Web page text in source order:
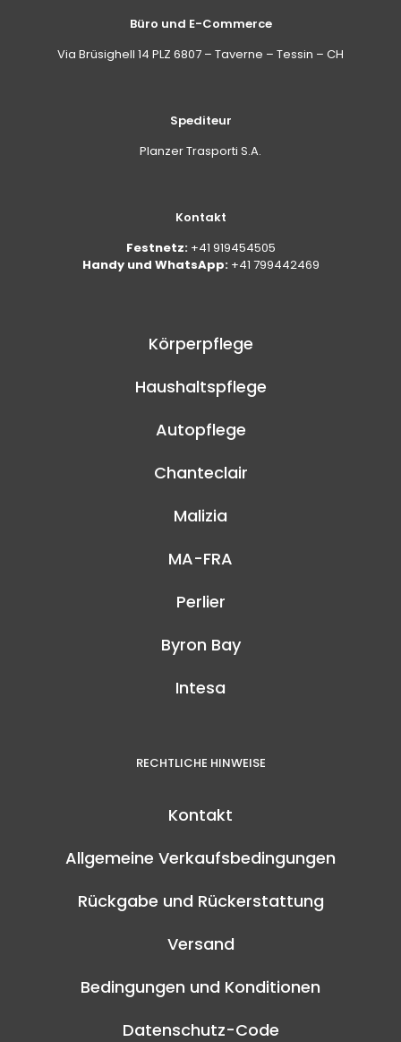
Büro und E-Commerce
Via Brüsighell 14 PLZ 6807 – Taverne – Tessin – CH
Spediteur
Planzer Trasporti S.A.
Kontakt
Festnetz: +41 919454505
Handy und WhatsApp: +41 799442469
Körperpflege
Haushaltspflege
Autopflege
Chanteclair
Malizia
MA-FRA
Perlier
Byron Bay
Intesa
RECHTLICHE HINWEISE
Kontakt
Allgemeine Verkaufsbedingungen
Rückgabe und Rückerstattung
Versand
Bedingungen und Konditionen
Datenschutz-Code